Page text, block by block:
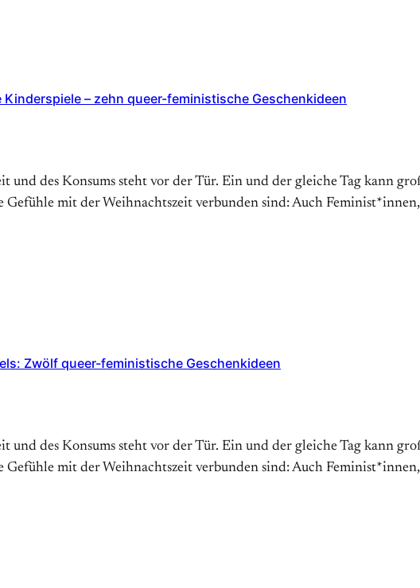
– zehn queer-feministische Geschenkideen
und des Konsums steht vor der Tür. Ein und der gleiche Tag kann
mit der Weihnachtszeit verbunden sind: Auch
Zwölf queer-feministische Geschenkideen
und des Konsums steht vor der Tür. Ein und der gleiche Tag kann
mit der Weihnachtszeit verbunden sind: Auch